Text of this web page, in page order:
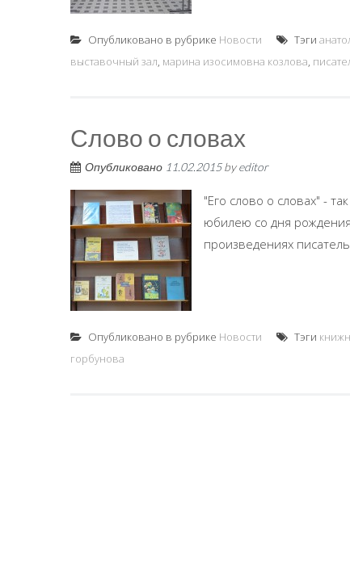
Опубликовано в рубрике Новости Тэги
выставочный зал, марина изосимовна козлова,
Слово о словах
Опубликовано 11.02.2015byeditor
"Его слово о словах" -
юбилею со дня
произведениях
Опубликовано в рубрике Новости Тэги
горбунова